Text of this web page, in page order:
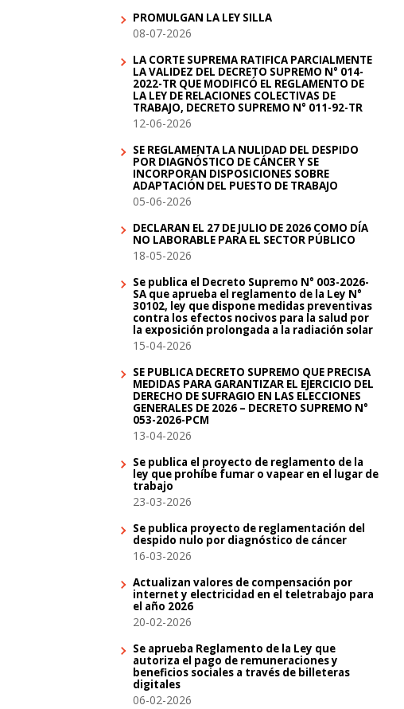
PROMULGAN LA LEY SILLA
08-07-2026
LA CORTE SUPREMA RATIFICA PARCIALMENTE
LA VALIDEZ DEL DECRETO SUPREMO N° 014-
2022-TR QUE MODIFICÓ EL REGLAMENTO DE
LA LEY DE RELACIONES COLECTIVAS DE
TRABAJO, DECRETO SUPREMO N° 011-92-TR
12-06-2026
SE REGLAMENTA LA NULIDAD DEL DESPIDO
POR DIAGNÓSTICO DE CÁNCER Y SE
INCORPORAN DISPOSICIONES SOBRE
ADAPTACIÓN DEL PUESTO DE TRABAJO
05-06-2026
DECLARAN EL 27 DE JULIO DE 2026 COMO DÍA
NO LABORABLE PARA EL SECTOR PÚBLICO
18-05-2026
Se publica el Decreto Supremo N° 003-2026-
SA que aprueba el reglamento de la Ley N°
30102, ley que dispone medidas preventivas
contra los efectos nocivos para la salud por
la exposición prolongada a la radiación solar
15-04-2026
SE PUBLICA DECRETO SUPREMO QUE PRECISA
MEDIDAS PARA GARANTIZAR EL EJERCICIO DEL
DERECHO DE SUFRAGIO EN LAS ELECCIONES
GENERALES DE 2026 – DECRETO SUPREMO N°
053-2026-PCM
13-04-2026
Se publica el proyecto de reglamento de la
ley que prohíbe fumar o vapear en el lugar de
trabajo
23-03-2026
Se publica proyecto de reglamentación del
despido nulo por diagnóstico de cáncer
16-03-2026
Actualizan valores de compensación por
internet y electricidad en el teletrabajo para
el año 2026
20-02-2026
Se aprueba Reglamento de la Ley que
autoriza el pago de remuneraciones y
beneficios sociales a través de billeteras
digitales
06-02-2026